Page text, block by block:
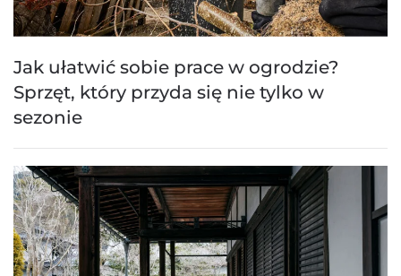
Jak ułatwić sobie prace w ogrodzie?
Sprzęt, który przyda się nie tylko w
sezonie